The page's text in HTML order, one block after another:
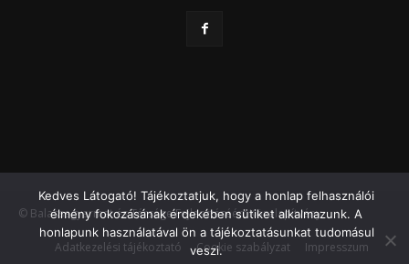
© Balassagyarmat és Térsége Fejlesztéséért Közalapítvány
Adatkezelési tájékoztató Cookie szabályzat Impresszum
Kedves Látogató! Tájékoztatjuk, hogy a honlap felhasználói
élmény fokozásának érdekében sütiket alkalmazunk. A
honlapunk használatával ön a tájékoztatásunkat tudomásul
veszi.